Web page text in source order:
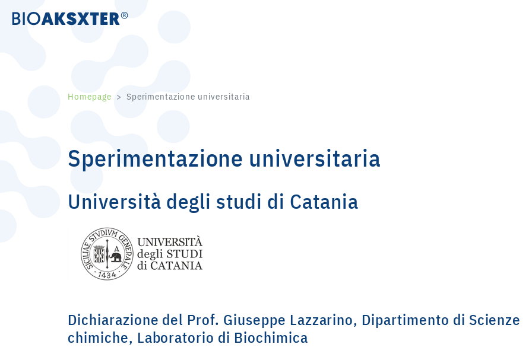
Homepage Sperimentazione universitaria
Sperimentazione universitaria
Università degli studi di Catania
Dichiarazione del Prof. Giuseppe Lazzarino, Dipartimento di Scienze
chimiche, Laboratorio di Biochimica